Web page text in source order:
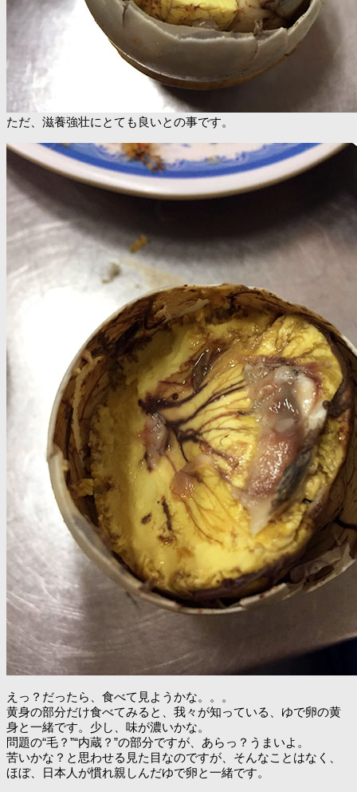
ただ、滋養強壮にとても良いとの事です。
えっ？だったら、食べて見ようかな。。。
黄身の部分だけ食べてみると、我々が知っている、ゆで卵の黄
身と一緒です。少し、味が濃いかな。
問題の“毛？”“内蔵？”の部分ですが、あらっ？うまいよ。
苦いかな？と思わせる見た目なのですが、そんなことはなく、
ほぼ、日本人が慣れ親しんだゆで卵と一緒です。